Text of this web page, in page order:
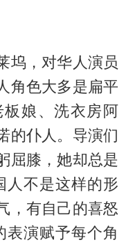
坞，对华人演员
角色大多是扁平
娘、洗衣房阿
的仆人。导演们
屈膝，她却总是
人不是这样的形
，有自己的喜怒
表演赋予每个角